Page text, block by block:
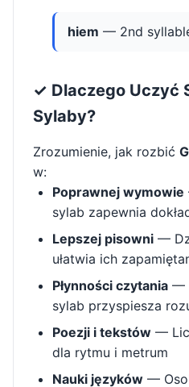
hiem — 2nd
✓ Dlaczego Uczyć
Sylaby?
Zrozumienie, jak rozbić
w:
Poprawnej wymowie
sylab zapewnia
Lepszej pisowni —
ułatwia ich
Płynności czytania —
sylab przyspiesza
Poezji i tekstów —
dla rytmu i metrum
Nauki języków —